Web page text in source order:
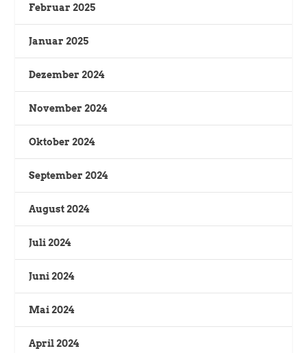
Februar 2025
Januar 2025
Dezember 2024
November 2024
Oktober 2024
September 2024
August 2024
Juli 2024
Juni 2024
Mai 2024
April 2024